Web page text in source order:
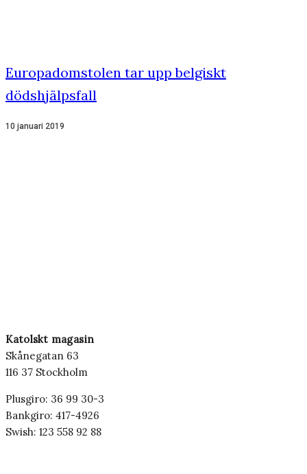
Europadomstolen tar upp belgiskt
dödshjälpsfall
10 januari 2019
Katolskt magasin
Skånegatan 63
116 37 Stockholm
Plusgiro: 36 99 30-3
Bankgiro: 417-4926
Swish: 123 558 92 88